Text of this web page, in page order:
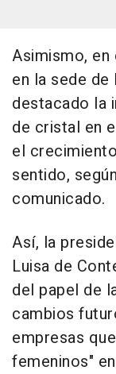
Asimismo,
en la sede
destacado la
de cristal en
el
sentido,
comunicado.
Así, la
Luisa de
del papel de
cambios
empresas
femeninos"